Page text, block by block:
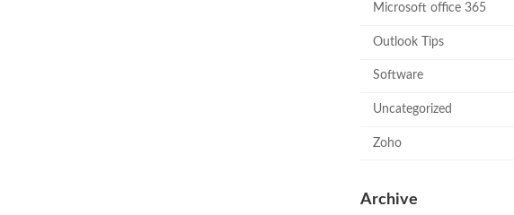
Microsoft office 365
Outlook Tips
Software
Uncategorized
Zoho
Archive